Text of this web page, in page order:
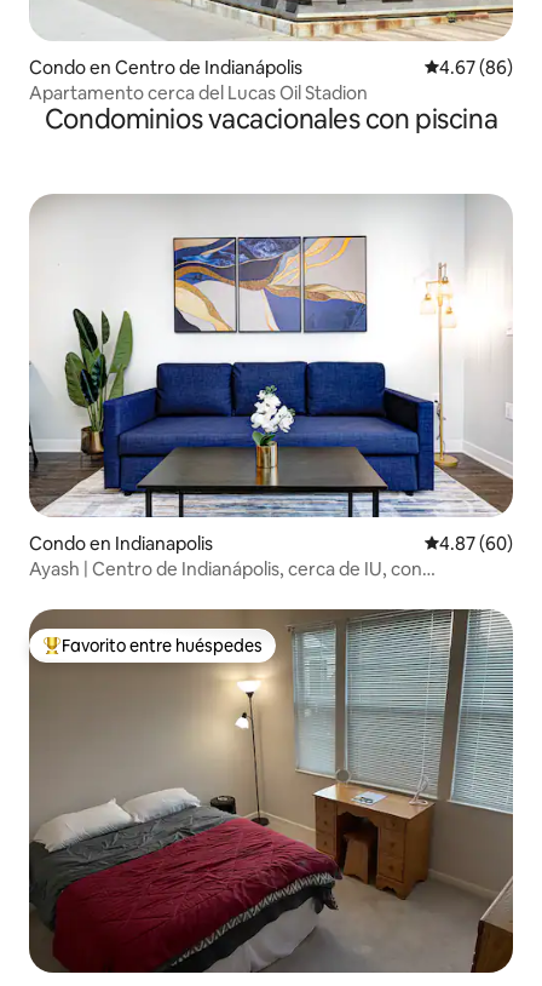
Condo en Centro de Indianápolis Calificación
4.67 (86)
Apartamento cerca del Lucas Oil Stadion
Condominios vacacionales con piscina
Condo en Indianapolis Calificación
4.87 (60)
Ayash | Centro de Indianápolis, cerca de IU, con
Favorito entre huéspedes preferido
Favorito entre huéspedes